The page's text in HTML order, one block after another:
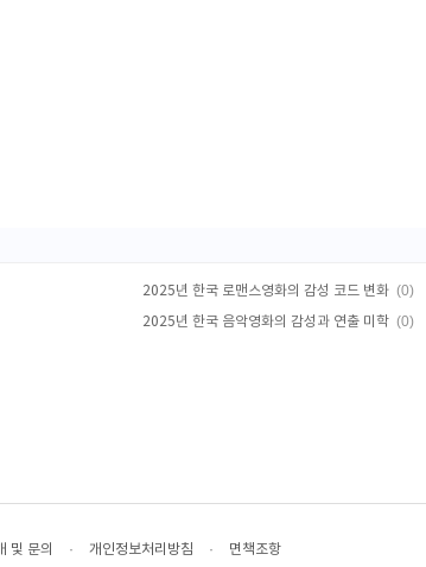
2025년 한국 로맨스영화의 감성 코드 변화 (0)
2025년 한국 음악영화의 감성과 연출 미학 (0)
및 문의 · 개인정보처리방침 · 면책조항